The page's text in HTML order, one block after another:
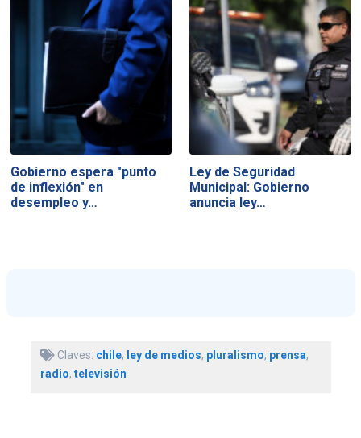
Gobierno espera "punto
de inflexión" en
desempleo y…
Ley de Seguridad
Municipal: Gobierno
anuncia ley…
Claves: chile, ley de medios, pluralismo, prensa,
radio, televisión